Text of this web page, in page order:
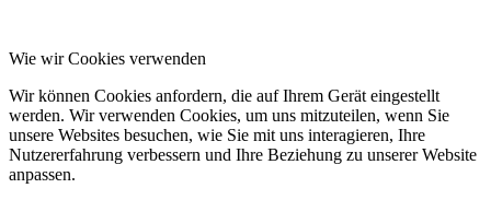
Wie wir Cookies verwenden
Wir können Cookies anfordern, die auf Ihrem Gerät eingestellt
werden. Wir verwenden Cookies, um uns mitzuteilen, wenn Sie
unsere Websites besuchen, wie Sie mit uns interagieren, Ihre
Nutzererfahrung verbessern und Ihre Beziehung zu unserer Website
anpassen.